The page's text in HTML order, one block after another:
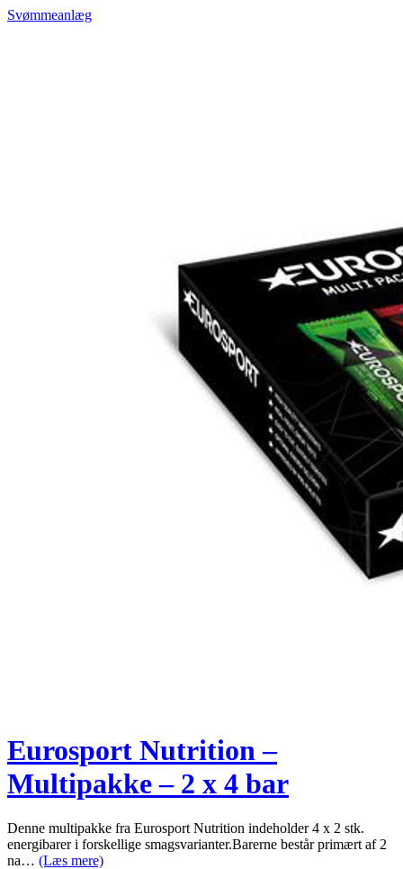
Svømmeanlæg
Eurosport Nutrition –
Multipakke – 2 x 4 bar
Denne multipakke fra Eurosport Nutrition indeholder 4 x 2 stk.
energibarer i forskellige smagsvarianter.Barerne består primært af 2
na… (Læs mere)